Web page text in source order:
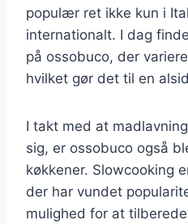
populær ret ikke kun i
internationalt. I dag
på ossobuco, der
hvilket gør det til en
I takt med at
sig, er ossobuco også
køkkener. Slowcooking
der har vundet
mulighed for at